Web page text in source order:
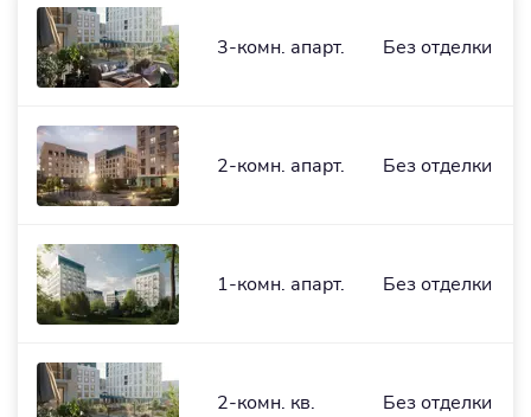
3-комн. апарт. Без отделки
2-комн. апарт. Без отделки
1-комн. апарт. Без отделки
2-комн. кв. Без отделки